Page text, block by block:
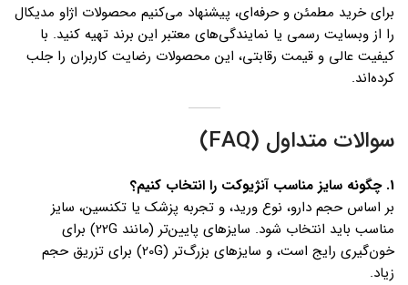
برای خرید مطمئن و حرفه‌ای، پیشنهاد می‌کنیم محصولات اژاو مدیکال
را از وبسایت رسمی یا نمایندگی‌های معتبر این برند تهیه کنید. با
کیفیت عالی و قیمت رقابتی، این محصولات رضایت کاربران را جلب
کرده‌اند.
سوالات متداول (FAQ)
1️. چگونه سایز مناسب آنژیوکت را انتخاب کنیم؟
بر اساس حجم دارو، نوع ورید، و تجربه پزشک یا تکنسین، سایز
مناسب باید انتخاب شود. سایزهای پایین‌تر (مانند 22G) برای
خون‌گیری رایج است، و سایزهای بزرگ‌تر (20G) برای تزریق حجم
زیاد.